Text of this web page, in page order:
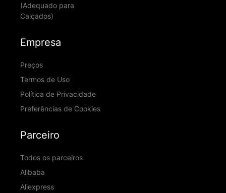
(Adequado para
Calçados)
Empresa
Preços
Termos de Uso
Política de Privacidade
Preferências de Cookies
Parceiro
Todos os parceiros
Alibaba
Aliexpress